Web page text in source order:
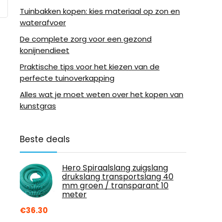
Tuinbakken kopen: kies materiaal op zon en
waterafvoer
De complete zorg voor een gezond
konijnendieet
Praktische tips voor het kiezen van de
perfecte tuinoverkapping
Alles wat je moet weten over het kopen van
kunstgras
Beste deals
Hero Spiraalslang zuigslang
drukslang transportslang 40
mm groen / transparant 10
meter
€36.30